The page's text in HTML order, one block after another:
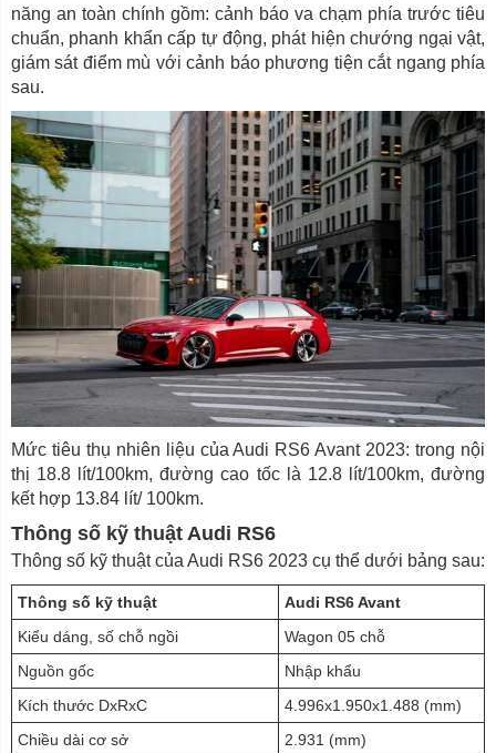
năng an toàn chính gồm: cảnh báo va chạm phía trước tiêu
chuẩn, phanh khẩn cấp tự động, phát hiện chướng ngại vật,
giám sát điểm mù với cảnh báo phương tiện cắt ngang phía
sau.
Mức tiêu thụ nhiên liệu của Audi RS6 Avant 2023: trong nội
thị 18.8 lít/100km, đường cao tốc là 12.8 lít/100km, đường
kết hợp 13.84 lít/ 100km.
Thông số kỹ thuật Audi RS6
Thông số kỹ thuật của Audi RS6 2023 cụ thể dưới bảng sau:
Thông số kỹ thuật
Audi RS6 Avant
Kiểu dáng, số chỗ ngồi
Wagon 05 chỗ
Nguồn gốc
Nhập khẩu
Kích thước DxRxC
4.996x1.950x1.488 (mm)
Chiều dài cơ sở
2.931 (mm)